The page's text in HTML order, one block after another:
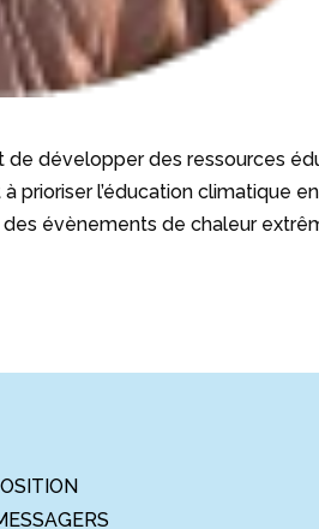
de développer des ressources
prioriser l’éducation climatique
des évènements de chaleur